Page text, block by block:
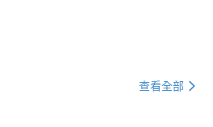
查看全部